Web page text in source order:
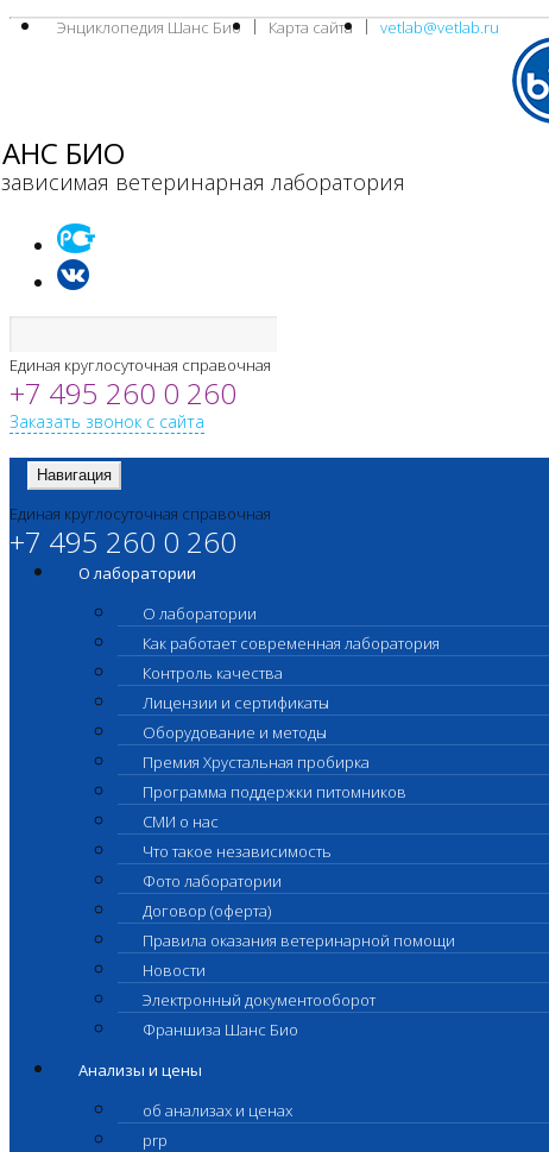
Энциклопедия Шанс Био Карта сайта vetlab@vetlab.ru
БИО
ветеринарная лаборатория
Единая круглосуточная справочная
+7 495 260 0 260
Заказать звонок с сайта
Навигация
Единая круглосуточная справочная
+7 495 260 0 260
О лаборатории
О лаборатории
Как работает современная лаборатория
Контроль качества
Лицензии и сертификаты
Оборудование и методы
Премия Хрустальная пробирка
Программа поддержки питомников
СМИ о нас
Что такое независимость
Фото лаборатории
Договор (оферта)
Правила оказания ветеринарной помощи
Новости
Электронный документооборот
Франшиза Шанс Био
Анализы и цены
об анализах и ценах
prp